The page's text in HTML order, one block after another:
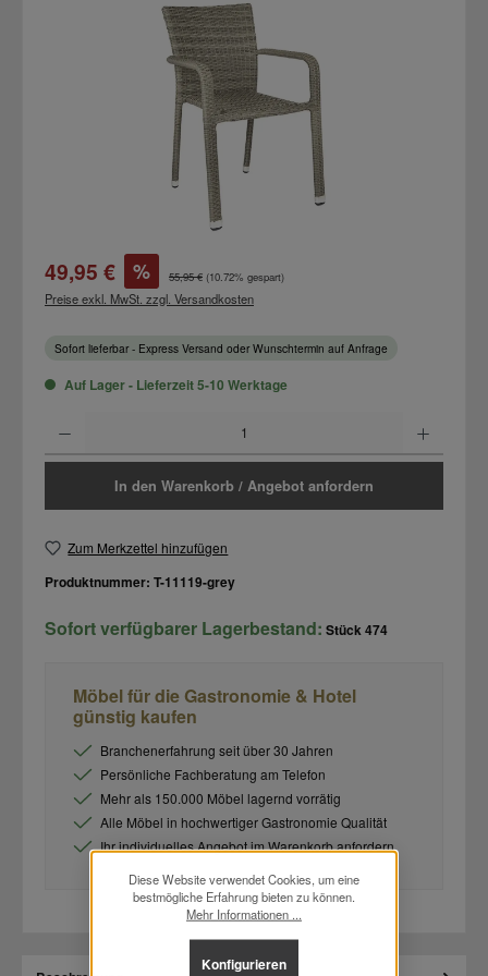
Verkaufspreis:
49,95 € % Regulärer Preis:
55,95 € (10.72% gespart)
Preise exkl. MwSt. zzgl. Versandkosten
Sofort lieferbar - Express Versand oder Wunschtermin auf Anfrage
Auf Lager - Lieferzeit 5-10 Werktage
In den Warenkorb / Angebot anfordern
Zum Merkzettel hinzufügen
Produktnummer: T-11119-grey
Sofort verfügbarer Lagerbestand: Stück 474
Möbel für die Gastronomie & Hotel
günstig kaufen
Branchenerfahrung seit über 30 Jahren
Persönliche Fachberatung am Telefon
Mehr als 150.000 Möbel lagernd vorrätig
Alle Möbel in hochwertiger Gastronomie Qualität
Ihr individuelles Angebot im Warenkorb anfordern
Diese Website verwendet Cookies, um eine
bestmögliche Erfahrung bieten zu können.
Mehr Informationen ...
Konfigurieren